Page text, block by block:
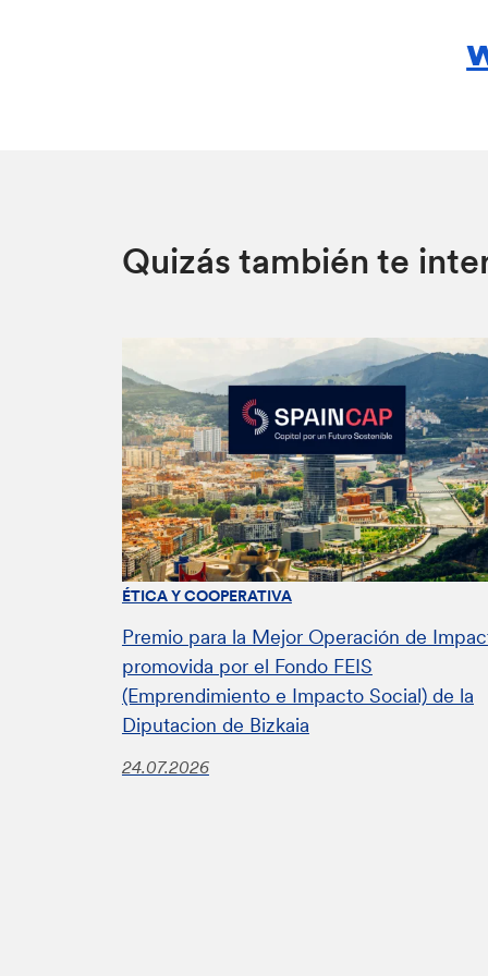
Quizás también te
ÉTICA Y COOPERATIVA
Premio para la Mejor Operación de
promovida por el Fondo FEIS
(Emprendimiento e Impacto Social) de la
Diputacion de Bizkaia
24.07.2026